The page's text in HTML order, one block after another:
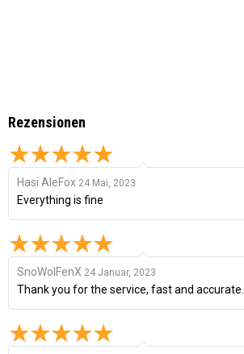
Rezensionen
Hasi AleFox 24 Mai, 2023
Everything is fine
SnoWolFenX 24 Januar, 2023
Thank you for the service, fast and accurate.